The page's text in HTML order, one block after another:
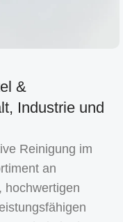
&
Industrie und
Reinigung im
an
hochwertigen